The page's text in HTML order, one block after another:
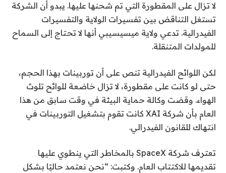
لا تزال على المقطورة التي تم شحنها عليها. يبدو أن الشركة
تستغل التناقض بين تفسيرات الولاية والتفسيرات
الفيدرالية. تدعي ولاية ميسيسيبي أنها لا تحتاج إلى السماح
للمولدات المتنقلة.
لكن اللوائح الفيدرالية تنص على أن توربينات بهذا الحجم،
حتى لو كانت على مقطورة، لا تزال خاضعة للوائح تلوث
الهواء. وقضت وكالة حماية البيئة في وقت سابق من هذا
العام بأن شركة XAI كانت تقوم بتشغيل التوربينات في
انتهاك للقانون الفيدرالي.
تعترف شركة SpaceX بالمخاطر التي ينطوي عليها
تقديمها للاكتتاب العام. وكتبت: “نحن نعتمد حاليًا بشكل